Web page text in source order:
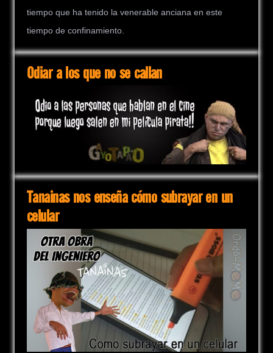
tiempo que ha tenido la venerable anciana en este
tiempo de confinamiento.
Odiar a los que no se callan
Tanainas nos enseña cómo subrayar en un
celular